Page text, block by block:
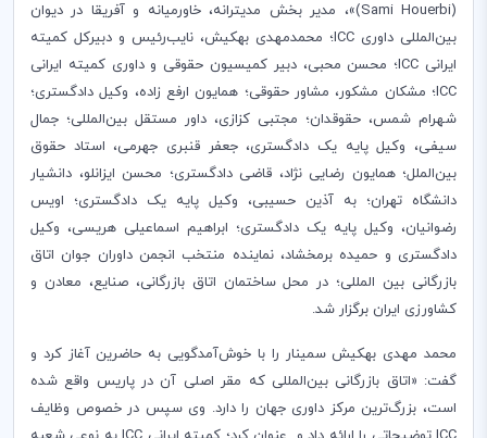
(
Sami Houerbi)»، مدیر بخش مدیترانه، خاورمیانه و آفریقا در دیوان
بین‌المللی داوری ICC؛ محمدمهدی بهکیش، نایب‌رئیس و دبیرکل کمیته
ایرانی ICC؛ ­محسن محبی، دبیر کمیسیون حقوقی و داوری کمیته ایرانی
ICC؛ مشکان مشکور، مشاور حقوقی؛ همایون ارفع زاده، وکیل دادگستری؛
شهرام شمس، حقوقدان؛ مجتبی کزازی، داور مستقل بین‌المللی؛ جمال
سیفی، وکیل پایه یک دادگستری، جعفر قنبری جهرمی، استاد حقوق
بین‌الملل؛ همایون رضایی نژاد، قاضی دادگستری؛ محسن ایزانلو، دانشیار
دانشگاه تهران؛ به آذین حسیبی، وکیل پایه یک دادگستری؛ اویس
رضوانیان، وکیل پایه یک دادگستری؛ ابراهیم اسماعیلی هریسی، وکیل
دادگستری و حمیده برمخشاد، نماینده منتخب انجمن داوران جوان اتاق
بازرگانی بین المللی؛ در محل ساختمان اتاق بازرگانی، صنایع، معادن و
کشاورزی ایران برگزار شد.
محمد مهدی بهکیش سمینار را با خوش‌آمدگویی به حاضرین آغاز کرد و
گفت: «اتاق بازرگانی بین‌المللی که مقر اصلی آن در پاریس واقع شده
است، بزرگ‌ترین مرکز داوری جهان را دارد. وی سپس در خصوص وظایف